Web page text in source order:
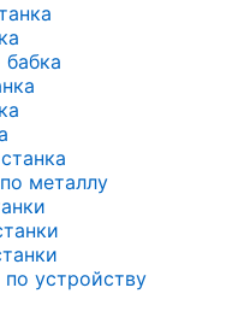
металлу
устройству